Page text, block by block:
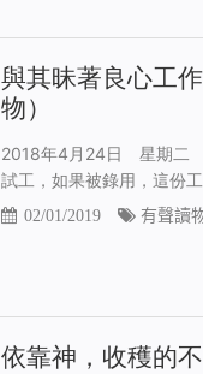
與其昧著良心工
物）
2018年4月24日 星期二
試工，如果被錄用，這份
02/01/2019 有聲讀
依靠神，收穫的